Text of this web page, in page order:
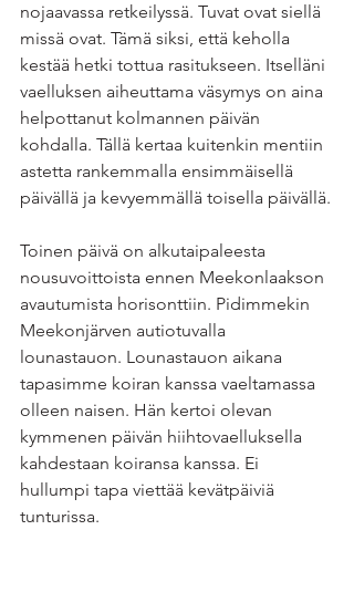
nojaavassa retkeilyssä. Tuvat ovat siellä
missä ovat. Tämä siksi, että keholla
kestää hetki tottua rasitukseen. Itselläni
vaelluksen aiheuttama väsymys on aina
helpottanut kolmannen päivän
kohdalla. Tällä kertaa kuitenkin mentiin
astetta rankemmalla ensimmäisellä
päivällä ja kevyemmällä toisella päivällä.
Toinen päivä on alkutaipaleesta
nousuvoittoista ennen Meekonlaakson
avautumista horisonttiin. Pidimmekin
Meekonjärven autiotuvalla
lounastauon. Lounastauon aikana
tapasimme koiran kanssa vaeltamassa
olleen naisen. Hän kertoi olevan
kymmenen päivän hiihtovaelluksella
kahdestaan koiransa kanssa. Ei
hullumpi tapa viettää kevätpäiviä
tunturissa.